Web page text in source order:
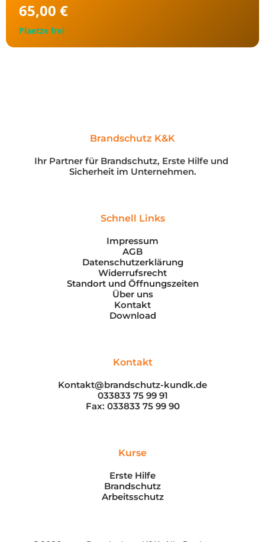
65,00 €
Plaetze frei
Brandschutz K&K
Ihr Partner für Brandschutz, Erste Hilfe und
Sicherheit im Unternehmen.
Schnell Links
Impressum
AGB
Datenschutzerklärung
Widerrufsrecht
Standort und Öffnungszeiten
Über uns
Kontakt
Download
Kontakt
Kontakt@brandschutz-kundk.de
033833 75 99 91
Fax: 033833 75 99 90
Kurse
Erste Hilfe
Brandschutz
Arbeitsschutz